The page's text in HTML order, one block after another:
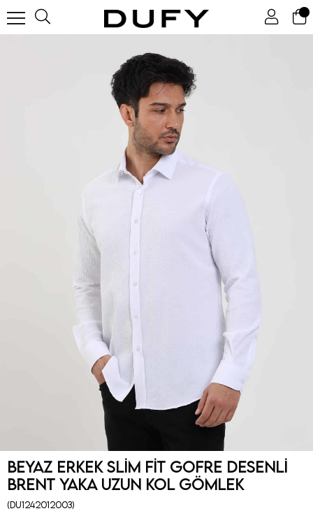
Beyaz Erkek Slim Fit Gofre Desenli
Brent Yaka Uzun Kol Gömlek
(DU1242012003)